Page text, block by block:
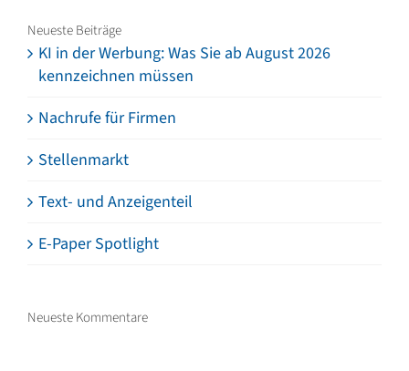
Neueste Beiträge
KI in der Werbung: Was Sie ab August 2026
kennzeichnen müssen
Nachrufe für Firmen
Stellenmarkt
Text- und Anzeigenteil
E-Paper Spotlight
Neueste Kommentare